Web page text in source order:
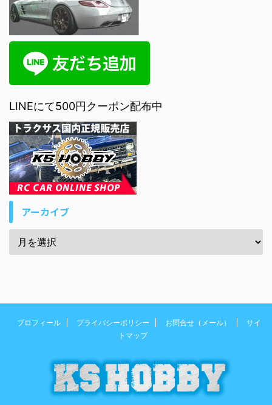
LINEにて500円クーポン配布中
アーカイブ
プロフィール プライバシーポリシー お問合せ（メール）
サイ
トマップ